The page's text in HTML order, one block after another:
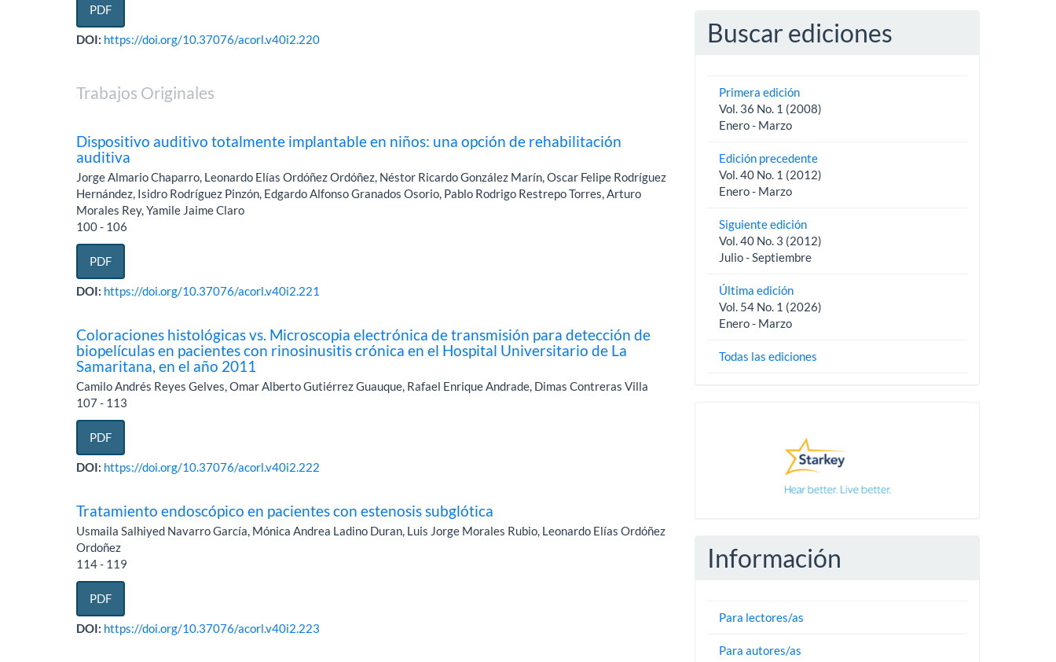
PDF
DOI: https://doi.org/10.37076/acorl.v40i2.220
Trabajos Originales
Dispositivo auditivo totalmente implantable en niños: una opción de rehabilitación
auditiva
Jorge Almario Chaparro, Leonardo Elías Ordóñez Ordóñez, Néstor Ricardo González Marín, Oscar Felipe Rodríguez
Hernández, Isidro Rodríguez Pinzón, Edgardo Alfonso Granados Osorio, Pablo Rodrigo Restrepo Torres, Arturo
Morales Rey, Yamile Jaime Claro
100 - 106
PDF
DOI: https://doi.org/10.37076/acorl.v40i2.221
Coloraciones histológicas vs. Microscopia electrónica de transmisión para detección de
biopelículas en pacientes con rinosinusitis crónica en el Hospital Universitario de La
Samaritana, en el año 2011
Camilo Andrés Reyes Gelves, Omar Alberto Gutiérrez Guauque, Rafael Enrique Andrade, Dimas Contreras Villa
107 - 113
PDF
DOI: https://doi.org/10.37076/acorl.v40i2.222
Tratamiento endoscópico en pacientes con estenosis subglótica
Usmaila Salhiyed Navarro García, Mónica Andrea Ladino Duran, Luis Jorge Morales Rubio, Leonardo Elías Ordóñez
Ordoñez
114 - 119
PDF
DOI: https://doi.org/10.37076/acorl.v40i2.223
Buscar ediciones
Primera edición
Vol. 36 No. 1 (2008)
Enero - Marzo
Edición precedente
Vol. 40 No. 1 (2012)
Enero - Marzo
Siguiente edición
Vol. 40 No. 3 (2012)
Julio - Septiembre
Última edición
Vol. 54 No. 1 (2026)
Enero - Marzo
Todas las ediciones
Información
Para lectores/as
Para autores/as